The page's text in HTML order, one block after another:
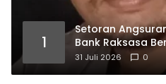
1
Setoran
Bank Raksasa
Pentolan LSM
31 Juli 2026 0